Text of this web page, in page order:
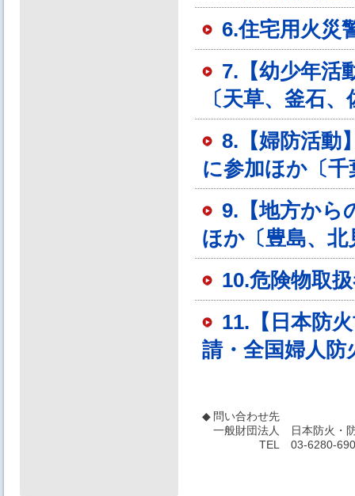
6.住宅用火災
7.【幼少年活
〔天草、釜石
8.【婦防活動
に参加ほか〔
9.【地方から
ほか〔豊島、北
10.危険物取
11.【日本防
請・全国婦人防
◆ 問い合わせ先
一般財団法人
日本防火・
TEL
03-6280-